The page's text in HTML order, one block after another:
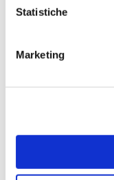
Statistiche
Marketing
pronta
0